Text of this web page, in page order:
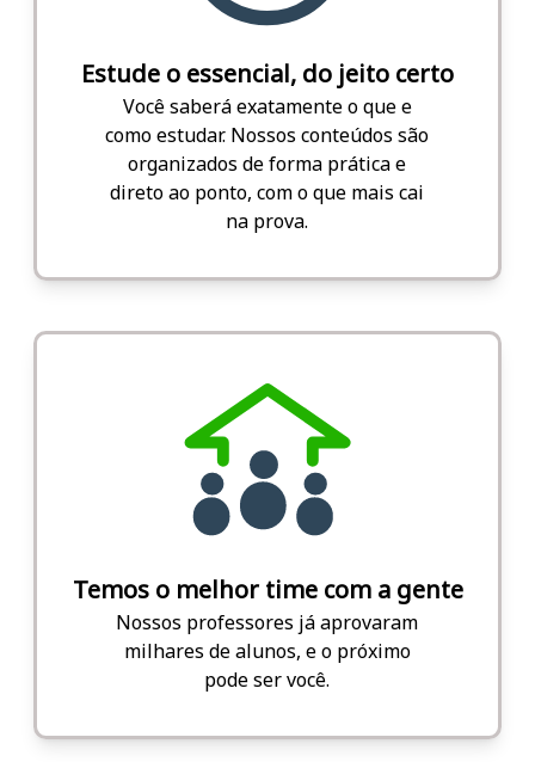
Estude o essencial, do jeito certo
Você saberá exatamente o que e
como estudar. Nossos conteúdos são
organizados de forma prática e
direto ao ponto, com o que mais cai
na prova.
Temos o melhor time com a gente
Nossos professores já aprovaram
milhares de alunos, e o próximo
pode ser você.